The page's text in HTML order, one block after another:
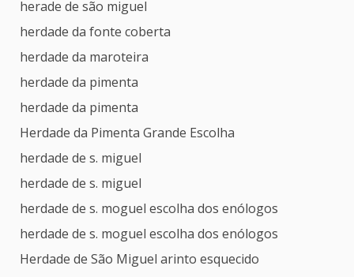
herade de são miguel
herdade da fonte coberta
herdade da maroteira
herdade da pimenta
herdade da pimenta
Herdade da Pimenta Grande Escolha
herdade de s. miguel
herdade de s. miguel
herdade de s. moguel escolha dos enólogos
herdade de s. moguel escolha dos enólogos
Herdade de São Miguel arinto esquecido